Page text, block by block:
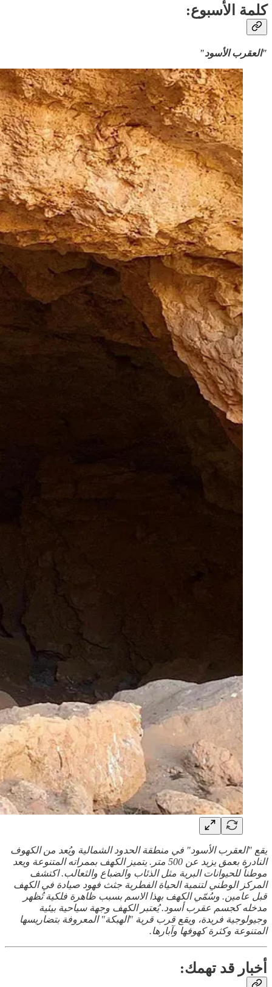
كلمة الأسبوع:
"العقرب الأسود"
يقع "العقرب الأسود" في منطقة الحدود الشمالية ويُعد من الكهوف
النادرة بعمق يزيد عن 500 متر. يتميز الكهف بممراته المتنوعة ويعد
موطناً للحيوانات البرية مثل الذئاب والضباع والثعالب. اكتشف
المركز الوطني لتنمية الحياة الفطرية جثث فهود صيادة في الكهف
قبل عامين. وسُمّي الكهف بهذا الاسم بسبب ظاهرة فلكية تُظهر
مدخله كجسم عقرب أسود. يُعتبر الكهف وجهة سياحية بيئية
وجيولوجية فريدة، ويقع قرب قرية "الهبكة" المعروفة بتضاريسها
المتنوعة وكثرة كهوفها وآبارها.
أخبار قد تهمك: